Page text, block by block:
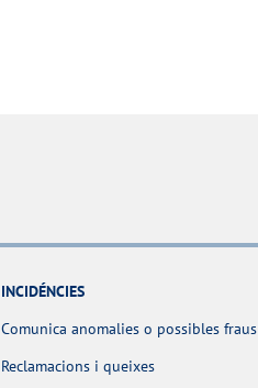
INCIDÉNCIES
Comunica anomalies o possibles fraus
Reclamacions i queixes